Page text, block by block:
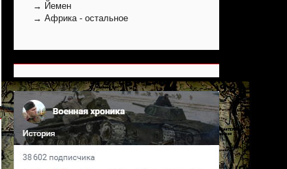
→ Йемен
→ Африка - остальное